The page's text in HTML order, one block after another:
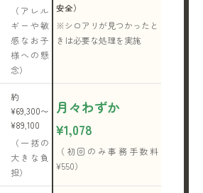
（アレル
ギーや敏
感なお子
様への懸
念）
安全）
※シロアリが見つかったと
きは必要な処理を実施
約
¥69,300〜
¥89,100
（一括の
大きな負
担）
月々わずか
¥1,078
（初回のみ事務手数料
¥550）